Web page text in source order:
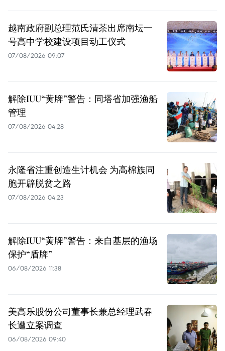
越南政府副总理范氏清茶出席南坛一
号高中学校建设项目动工仪式
07/08/2026 09:07
解除IUU“黄牌”警告：同塔省加强渔船
管理
07/08/2026 04:28
永隆省注重创造生计机会 为高棉族同
胞开辟脱贫之路
07/08/2026 04:23
解除IUU“黄牌”警告：来自基层的渔场
保护“盾牌”
06/08/2026 11:38
美高乐股份公司董事长兼总经理武春
长遭立案调查
06/08/2026 09:40